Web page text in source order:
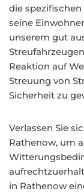
die
seine
unserem gut
Reaktion auf
Streuung von
Sicherheit zu
Verlassen Sie
Rathenow, um
in Rathenow